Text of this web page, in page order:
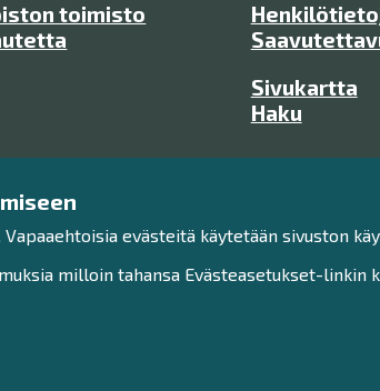
evästeitä käytetään sivuston
milloin tahansa Evästeasetukset-linkin
toimisto
Sivukartta
Haku